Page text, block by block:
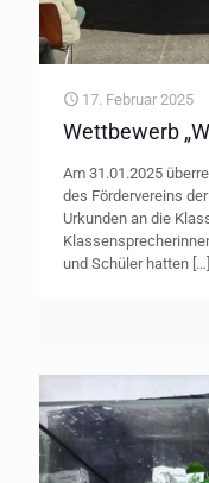
17. Februar 2025
Wettbewerb
Am 31.01.2025
des Fördervereins
Urkunden an die
und Schüler hatten […]